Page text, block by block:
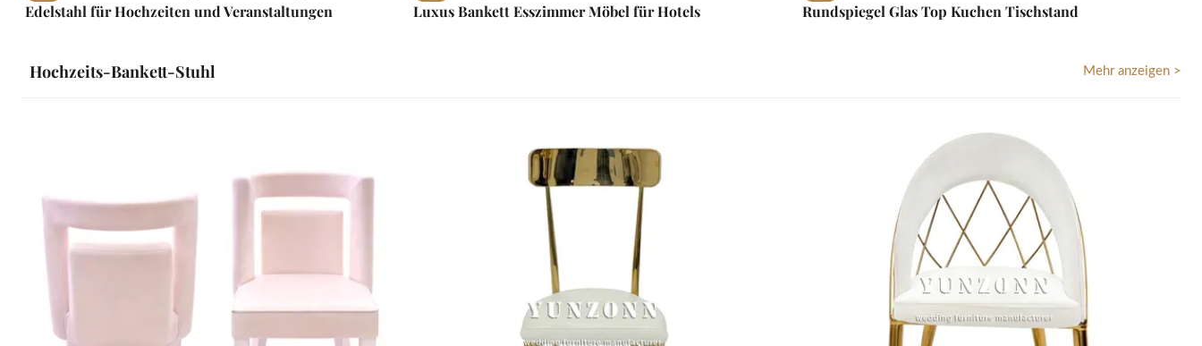
Edelstahl für Hochzeiten und Veranstaltungen
Luxus Bankett Esszimmer Möbel für Hotels
Rundspiegel Glas Top Kuchen Tischstand
Hochzeits-Bankett-Stuhl Mehr anzeigen >